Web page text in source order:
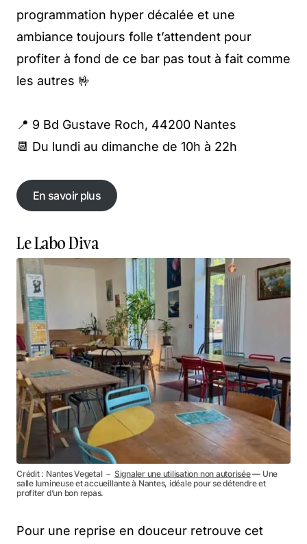
programmation hyper décalée et une
ambiance toujours folle t’attendent pour
profiter à fond de ce bar pas tout à fait comme
les autres 🤟
📍 9 Bd Gustave Roch, 44200 Nantes
📆 Du lundi au dimanche de 10h à 22h
En savoir plus
En savoir plus
Le Labo Diva
Crédit : Nantes Vegetal － Signaler une utilisation non autorisée— Une
salle lumineuse et accueillante à Nantes, idéale pour se détendre et
profiter d’un bon repas.
Pour une reprise en douceur retrouve cet